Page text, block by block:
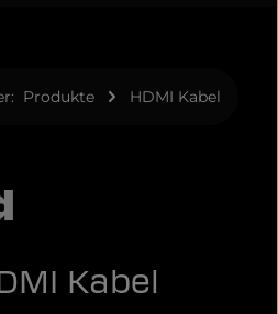
Produkte HDMI Kabel
Kabel